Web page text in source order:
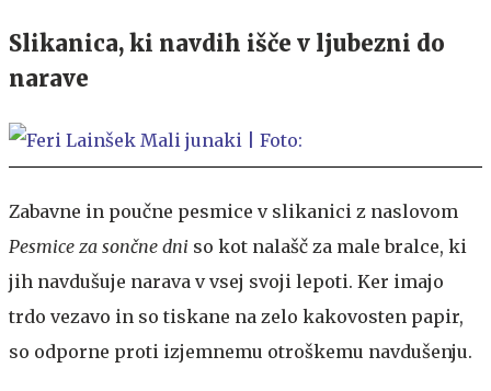
Slikanica, ki navdih išče v ljubezni do
narave
Zabavne in poučne pesmice v slikanici z naslovom
Pesmice za sončne dni so kot nalašč za male bralce, ki
jih navdušuje narava v vsej svoji lepoti. Ker imajo
trdo vezavo in so tiskane na zelo kakovosten papir,
so odporne proti izjemnemu otroškemu navdušenju.